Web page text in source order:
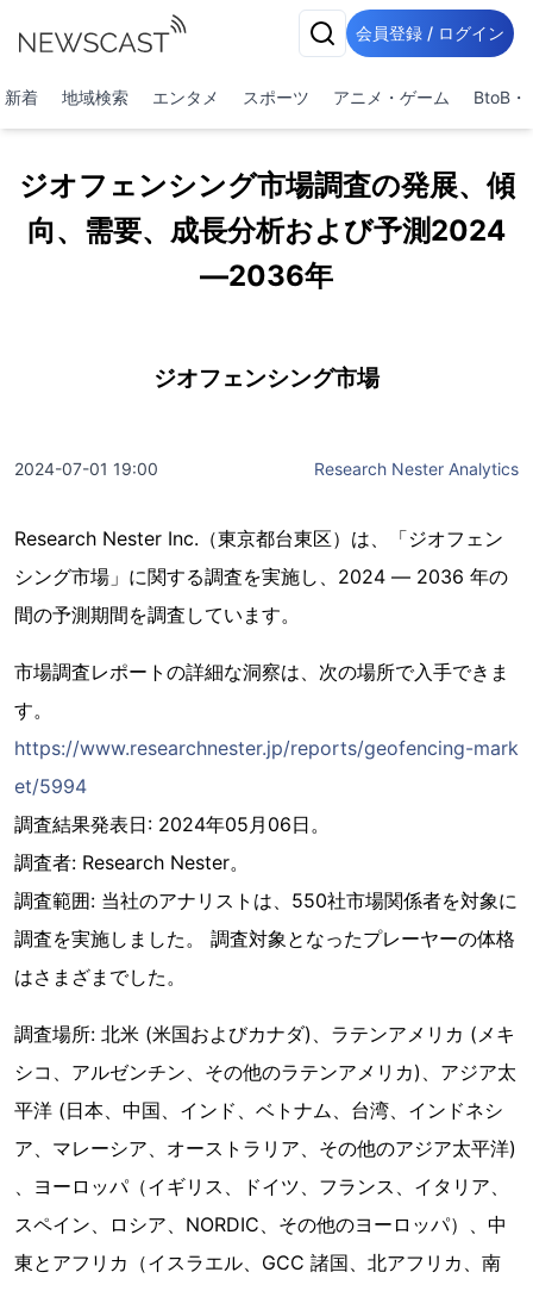
会員登録 / ログイン
新着 地域検索 エンタメ スポーツ アニメ・ゲーム BtoB・
ジオフェンシング市場調査の発展、傾
向、需要、成長分析および予測2024
―2036年
ジオフェンシング市場
2024-07-01 19:00 Research Nester Analytics
Research Nester Inc.（東京都台東区）は、「ジオフェン
シング市場」に関する調査を実施し、2024 ― 2036 年の
間の予測期間を調査しています。
市場調査レポートの詳細な洞察は、次の場所で入手できま
す。
https://www.researchnester.jp/reports/geofencing-mark
et/5994
調査結果発表日: 2024年05月06日。
調査者: Research Nester。
調査範囲: 当社のアナリストは、550社市場関係者を対象に
調査を実施しました。 調査対象となったプレーヤーの体格
はさまざまでした。
調査場所: 北米 (米国およびカナダ)、ラテンアメリカ (メキ
シコ、アルゼンチン、その他のラテンアメリカ)、アジア太
平洋 (日本、中国、インド、ベトナム、台湾、インドネシ
ア、マレーシア、オーストラリア、その他のアジア太平洋)
、ヨーロッパ（イギリス、ドイツ、フランス、イタリア、
スペイン、ロシア、NORDIC、その他のヨーロッパ）、中
東とアフリカ（イスラエル、GCC 諸国、北アフリカ、南